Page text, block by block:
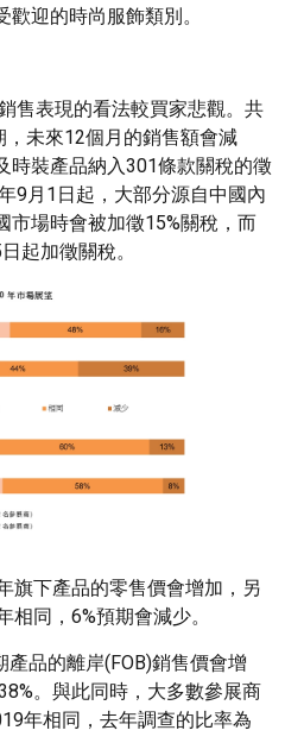
迎的時尚服飾類別。
售表現的看法較買家悲觀。共
，未來12個月的銷售額會減
時裝產品納入301條款關稅的徵
9月1日起，大部分源自中國內
市場時會被加徵15%關稅，而
起加徵關稅。
旗下產品的零售價會增加，另
同，6%預期會減少。
品的離岸(FOB)銷售價會增
。與此同時，大多數參展商
年相同，去年調查的比率為